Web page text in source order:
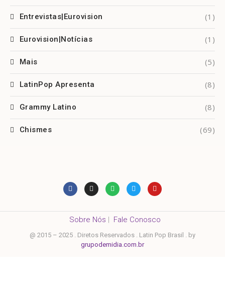
Entrevistas|Eurovision (1)
Eurovision|Notícias (1)
Mais (5)
LatinPop Apresenta (8)
Grammy Latino (8)
Chismes (69)
Sobre Nós | Fale Conosco
@ 2015 – 2025 . Diretos Reservados . Latin Pop Brasil . by
grupodemidia.com.br